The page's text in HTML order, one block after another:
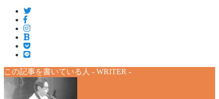
この記事を書いている人 - WRITER -